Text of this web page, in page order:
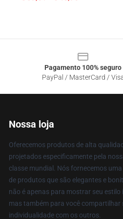
Pagamento 100% seguro
PayPal / MasterCard /
Nossa loja
Oferecemos produtos de alta
projetados especificamente pela
classe mundial. Nós fornecemos
de produtos que são elegantes e
não é apenas para mostrar seu estilo
mas também para você compartilhar
individualidade com os outros.